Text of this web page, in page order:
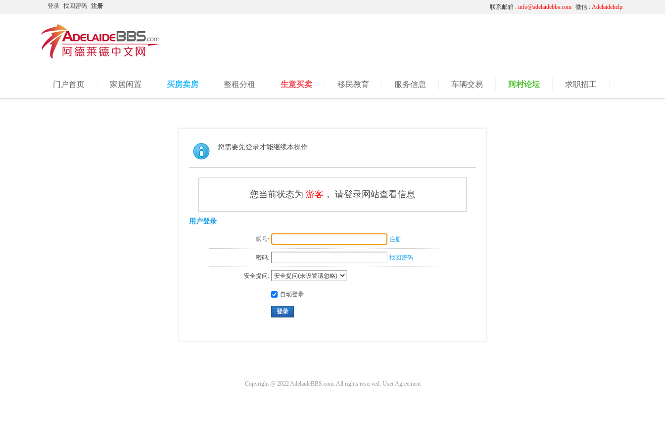
登录 找回密码 注册 微信 : Adelaidehelp
联系邮箱 : info@adelaidebbs.com
门户首页 家居闲置 买房卖房 整租分租 生意买卖 移民教育 服务信息 车辆交易 阿村论坛 求职招工
您需要先登录才能继续本操作
您当前状态为 游客 ， 请登录网站查看信息
用户登录
帐号: 注册
密码: 找回密码
安全提问:
自动登录
登录
Copyright @ 2022 AdelaideBBS.com. All rights reserved. User Agreement